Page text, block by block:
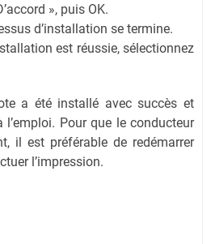
», puis OK.
d’installation se termine.
est réussie, sélectionnez
a été installé avec succès et
l’emploi. Pour que le conducteur
il est préférable de redémarrer
l’impression.